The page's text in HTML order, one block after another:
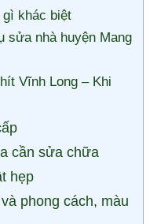
khác biệt
sửa nhà huyện Mang
Vĩnh Long – Khi
cần sửa chữa
hẹp
phong cách, màu